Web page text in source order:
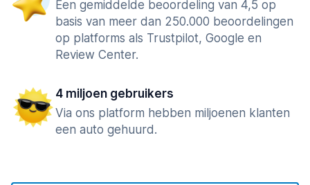
Een gemiddelde beoordeling van 4,5 op
basis van meer dan 250.000 beoordelingen
op platforms als Trustpilot, Google en
Review Center.
4 miljoen gebruikers
Via ons platform hebben miljoenen klanten
een auto gehuurd.